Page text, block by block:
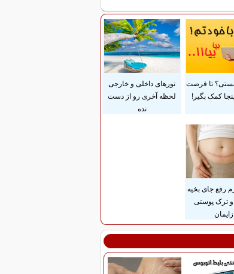
تا فرصت
کمک بگیر!
تورهای داخلی و خارجی
لحظه آخری رو از دست
نده
رفع جای بخیه
و ترک پوستی
زایمان